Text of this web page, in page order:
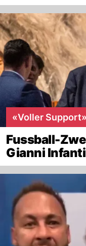
«Voller Support»
Fussball-
Gianni